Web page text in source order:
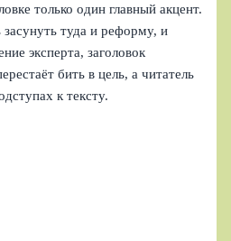
только один главный акцент.
засунуть туда и реформу, и
эксперта, заголовок
бить в цель, а читатель
к тексту.